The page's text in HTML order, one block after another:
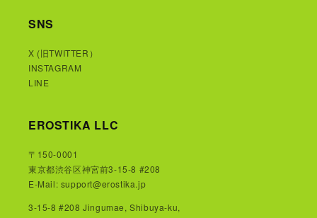
SNS
X (旧TWITTER）
INSTAGRAM
LINE
EROSTIKA LLC
〒150-0001
東京都渋谷区神宮前3-15-8 #208
E-Mail: support@erostika.jp
3-15-8 #208 Jingumae, Shibuya-ku,